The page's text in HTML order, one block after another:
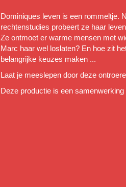
Dominiques leven is een rommeltje.
rechtenstudies probeert ze haar
Ze ontmoet er warme mensen met
Marc haar wel loslaten? En hoe zit
belangrijke keuzes maken ...
Laat je meeslepen door deze
Deze productie is een samenwerking